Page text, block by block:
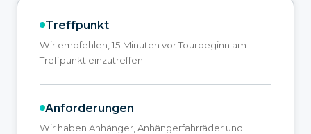
Treffpunkt
Wir empfehlen, 15 Minuten vor Tourbeginn am
Treffpunkt einzutreffen.
Anforderungen
Wir haben Anhänger, Anhängerfahrräder und